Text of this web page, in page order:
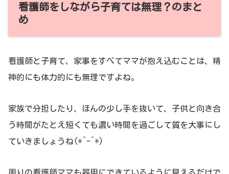
看護師をしながら子育ては無理？のまと
め
看護師と子育て、家事をすべてママが抱え込むことは、精
神的にも体力的にも無理ですよね。
家族で分担したり、ほんの少し手を抜いて、子供と向き合
う時間がたとえ短くても濃い時間を過ごして質を大事にし
ていきましょうね(*^-^*)